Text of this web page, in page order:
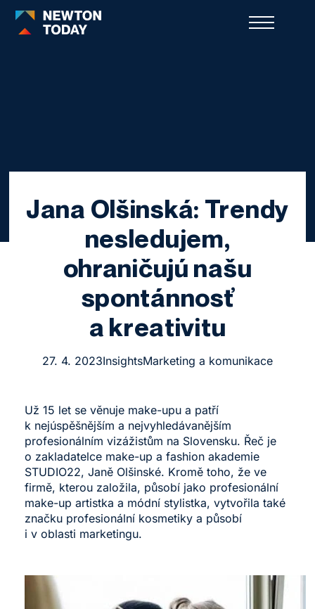
Jana Olšinská: Trendy
nesledujem,
ohraničujú našu
spontánnosť
a kreativitu
27. 4. 2023InsightsMarketing a komunikace
Už 15 let se věnuje make-upu a patří
k nejúspěšnějším a nejvyhledávanějším
profesionálním vizážistům na Slovensku. Řeč je
o zakladatelce make-up a fashion akademie
STUDIO22, Janě Olšinské. Kromě toho, že ve
firmě, kterou založila, působí jako profesionální
make-up artistka a módní stylistka, vytvořila také
značku profesionální kosmetiky a působí
i v oblasti marketingu.